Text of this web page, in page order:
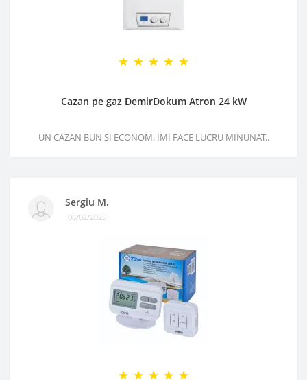
Cazan pe gaz DemirDokum Atron 24 kW
UN CAZAN BUN SI ECONOM, IMI FACE LUCRU MINUNAT..
Sergiu M.
06/02/2025